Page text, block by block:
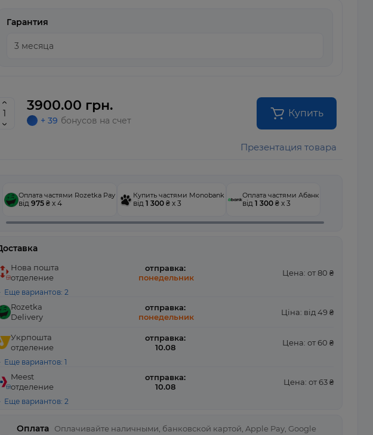
Гарантия
3900.00 грн.
+ 39 бонусов на счет
Купить
Презентация товара
Оплата
Оплачивайте наличными, банковской картой, Apple Pay, Google
Оплата частями Rozetka Pay
від 975 ₴ x 4
Купить частями Monobank
від 1 300 ₴ x 3
Оплата частями Абанк
від 1 300 ₴ x 3
Нова пошта
отделение
отправка:
понедельник
Цена: от 80 ₴
Еще вариантов: 2
Rozetka
Delivery
отправка:
понедельник
Ціна: від 49 ₴
Укрпошта
отделение
отправка:
10.08
Цена: от 60 ₴
Еще вариантов: 1
Meest
отделение
отправка:
10.08
Цена: от 63 ₴
Еще вариантов: 2